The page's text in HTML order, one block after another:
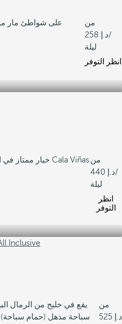
على شواطئ مار
من
258
/
ليلة
انظر التوفر
خيار ممتاز في في السطر الأول من Cala Viñasمن
440
/
ليلة
انظر
التوفر
Inclusive
يقع في خليج من الرمال
سباحة مذهل (حمام
من
525